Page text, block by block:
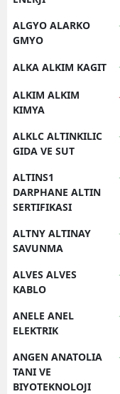
ALGYO ALARKO
GMYO
ALKA ALKIM KAGIT
ALKIM ALKIM
KIMYA
ALKLC ALTINKILIC
GIDA VE SUT
ALTINS1
DARPHANE ALTIN
SERTIFIKASI
ALTNY ALTINAY
SAVUNMA
ALVES ALVES
KABLO
ANELE ANEL
ELEKTRIK
ANGEN ANATOLIA
TANI VE
BIYOTEKNOLOJI